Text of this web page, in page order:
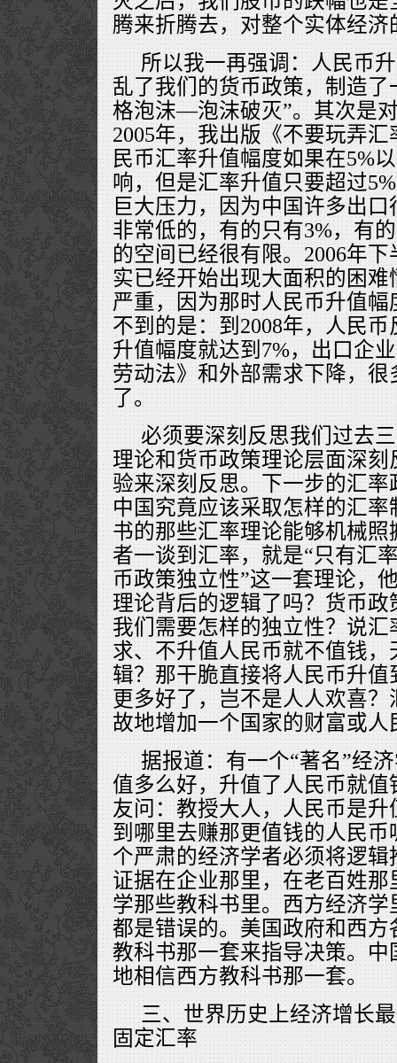
腾来折腾去，对整个实体经
所以我一再强调：人民币
乱了我们的货币政策，制造了
格泡沫—泡沫破灭”。其次是
2005年，我出版《不要玩弄
民币汇率升值幅度如果在5%
响，但是汇率升值只要超过
巨大压力，因为中国许多出
非常低的，有的只有3%，有
的空间已经很有限。2006年
实已经开始出现大面积的困难
严重，因为那时人民币升值幅
不到的是：到2008年，人民
升值幅度就达到7%，出口企
劳动法》和外部需求下降，
了。
必须要深刻反思我们过去
理论和货币政策理论层面深
验来深刻反思。下一步的汇
中国究竟应该采取怎样的汇
书的那些汇率理论能够机械
者一谈到汇率，就是“只有汇
币政策独立性”这一套理论，
理论背后的逻辑了吗？货币
我们需要怎样的独立性？说
求、不升值人民币就不值钱
辑？那干脆直接将人民币升值
更多好了，岂不是人人欢喜
故地增加一个国家的财富或人
据报道：有一个“著名”经
值多么好，升值了人民币就
友问：教授大人，人民币是
到哪里去赚那更值钱的人民
个严肃的经济学者必须将逻
证据在企业那里，在老百姓
学那些教科书里。西方经济
都是错误的。美国政府和西
教科书那一套来指导决策。
地相信西方教科书那一套。
三、世界历史上经济增长
固定汇率